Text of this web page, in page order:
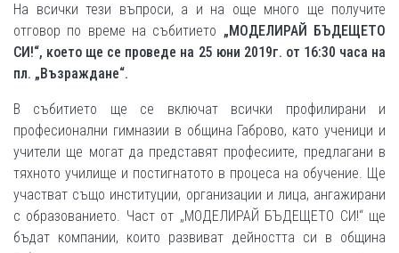
На всички тези въпроси, а и на още много ще получите
отговор по време на събитието „МОДЕЛИРАЙ БЪДЕЩЕТО
СИ!“, което ще се проведе на 25 юни 2019г. от 16:30 часа на
пл. „Възраждане“.
В събитието ще се включат всички профилирани и
професионални гимназии в община Габрово, като ученици и
учители ще могат да представят професиите, предлагани в
тяхното училище и постигнатото в процеса на обучение. Ще
участват също институции, организации и лица, ангажирани
с образованието. Част от „МОДЕЛИРАЙ БЪДЕЩЕТО СИ!“ ще
бъдат компании, които развиват дейността си в община